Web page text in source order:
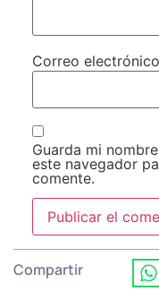
Correo electrónico
Guarda mi
este navegador
comente.
Compartir